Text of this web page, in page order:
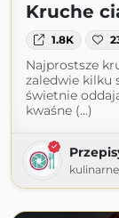
Kruche
1.8K
Najprostsze
zaledwie kilku
świetnie
kwaśne (...)